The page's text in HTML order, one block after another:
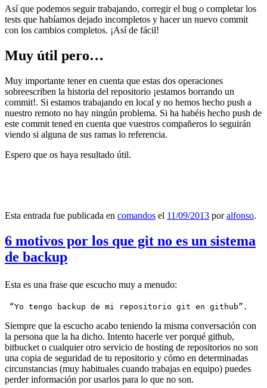
Así que podemos seguir trabajando, corregir el bug o completar los
tests que habíamos dejado incompletos y hacer un nuevo commit
con los cambios completos. ¡Así de fácil!
Muy útil pero…
Muy importante tener en cuenta que estas dos operaciones
sobreescriben la historia del repositorio ¡estamos borrando un
commit!. Si estamos trabajando en local y no hemos hecho push a
nuestro remoto no hay ningún problema. Si ha habéis hecho push de
este commit tened en cuenta que vuestros compañeros lo seguirán
viendo si alguna de sus ramas lo referencia.
Espero que os haya resultado útil.
Esta entrada fue publicada en comandos el 11/09/2013 poralfonso.
6 motivos por los que git no es un sistema
de backup
Esta es una frase que escucho muy a menudo:
“Yo tengo backup de mi repositorio git en github”.
Siempre que la escucho acabo teniendo la misma conversación con
la persona que la ha dicho. Intento hacerle ver porqué github,
bitbucket o cualquier otro servicio de hosting de repositorios no son
una copia de seguridad de tu repositorio y cómo en determinadas
circunstancias (muy habituales cuando trabajas en equipo) puedes
perder información por usarlos para lo que no son.